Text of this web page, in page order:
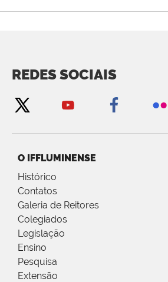
REDES SOCIAIS
O IFFLUMINENSE
Histórico
Contatos
Galeria de Reitores
Colegiados
Legislação
Ensino
Pesquisa
Extensão